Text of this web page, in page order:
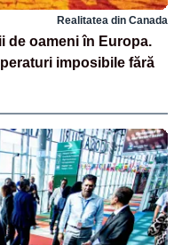
Realitatea din Canada
de oameni în Europa.
imposibile fără